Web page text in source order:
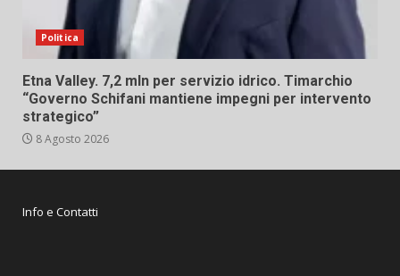
Politica
Etna Valley. 7,2 mln per servizio idrico. Timarchio
“Governo Schifani mantiene impegni per intervento
strategico”
8 Agosto 2026
Info e Contatti